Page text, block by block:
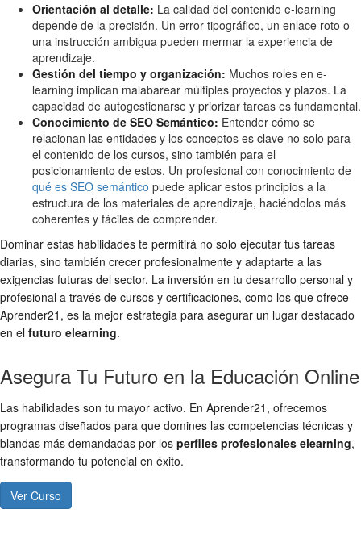
Orientación al detalle: La calidad del contenido e-learning
depende de la precisión. Un error tipográfico, un enlace roto o
una instrucción ambigua pueden mermar la experiencia de
aprendizaje.
Gestión del tiempo y organización: Muchos roles en e-
learning implican malabarear múltiples proyectos y plazos. La
capacidad de autogestionarse y priorizar tareas es fundamental.
Conocimiento de SEO Semántico: Entender cómo se
relacionan las entidades y los conceptos es clave no solo para
el contenido de los cursos, sino también para el
posicionamiento de estos. Un profesional con conocimiento de
qué es SEO semántico puede aplicar estos principios a la
estructura de los materiales de aprendizaje, haciéndolos más
coherentes y fáciles de comprender.
Dominar estas habilidades te permitirá no solo ejecutar tus tareas
diarias, sino también crecer profesionalmente y adaptarte a las
exigencias futuras del sector. La inversión en tu desarrollo personal y
profesional a través de cursos y certificaciones, como los que ofrece
Aprender21, es la mejor estrategia para asegurar un lugar destacado
en el futuro elearning.
Asegura Tu Futuro en la Educación Online
Las habilidades son tu mayor activo. En Aprender21, ofrecemos
programas diseñados para que domines las competencias técnicas y
blandas más demandadas por los perfiles profesionales elearning,
transformando tu potencial en éxito.
Ver Curso